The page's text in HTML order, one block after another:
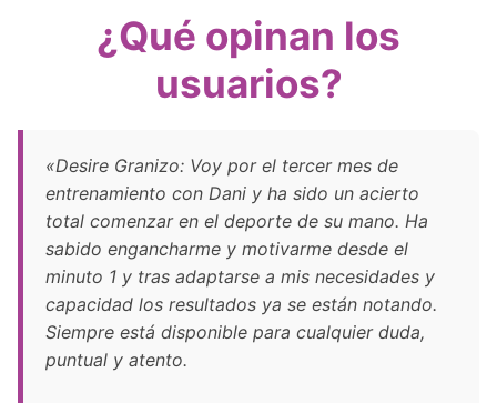
¿Qué opinan los
usuarios?
«Desire Granizo: Voy por el tercer mes de
entrenamiento con Dani y ha sido un acierto
total comenzar en el deporte de su mano. Ha
sabido engancharme y motivarme desde el
minuto 1 y tras adaptarse a mis necesidades y
capacidad los resultados ya se están notando.
Siempre está disponible para cualquier duda,
puntual y atento.